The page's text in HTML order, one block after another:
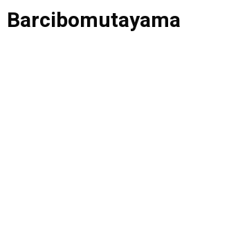
Saltar
alBarcibomutayama